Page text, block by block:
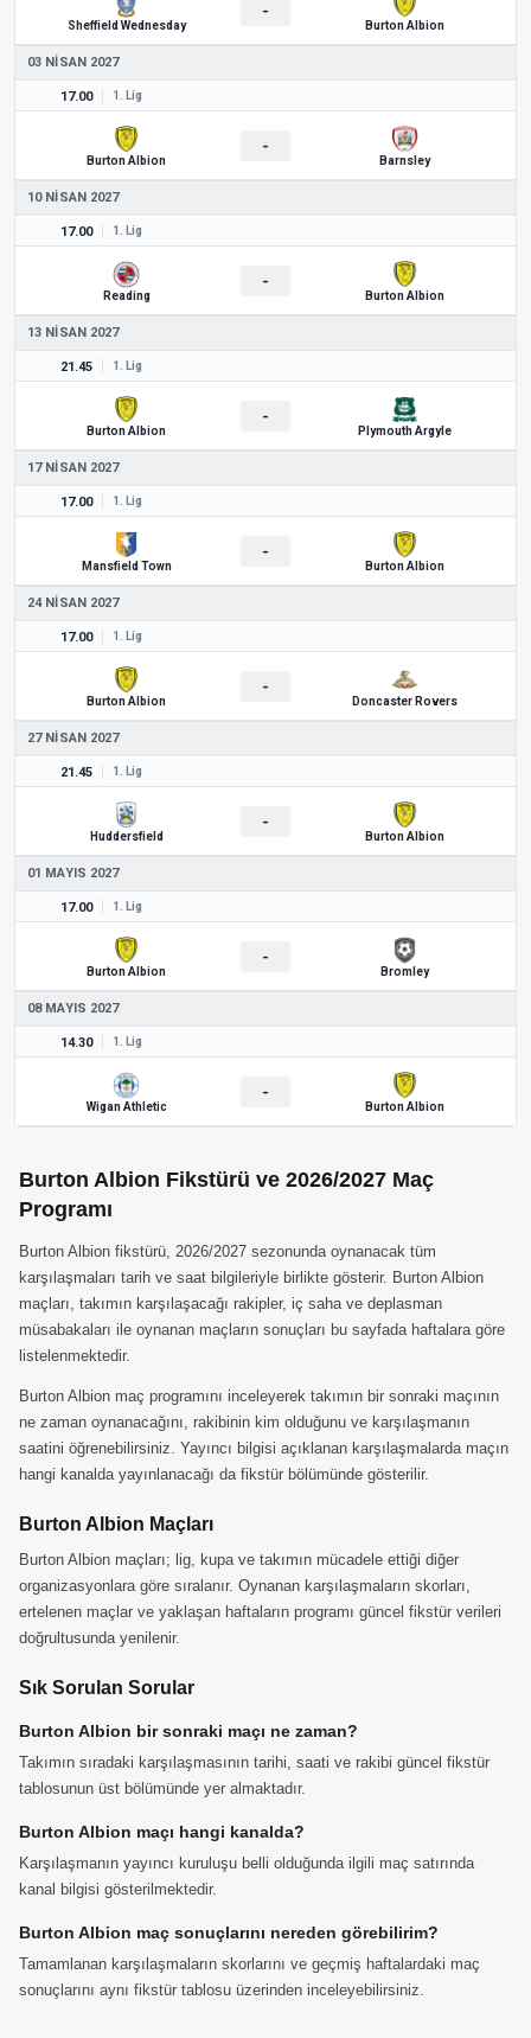
Sheffield Wednesday
-
Burton Albion
03 NISAN 2027
17.00 1. Lig
Burton Albion
-
Barnsley
10 NISAN 2027
17.00 1. Lig
Reading
-
Burton Albion
13 NISAN 2027
21.45 1. Lig
Burton Albion
-
Plymouth Argyle
17 NISAN 2027
17.00 1. Lig
Mansfield Town
-
Burton Albion
24 NISAN 2027
17.00 1. Lig
Burton Albion
-
Doncaster Rovers
27 NISAN 2027
21.45 1. Lig
Huddersfield
-
Burton Albion
01 MAYIS 2027
17.00 1. Lig
Burton Albion
-
Bromley
08 MAYIS 2027
14.30 1. Lig
Wigan Athletic
-
Burton Albion
Burton Albion Fikstürü ve 2026/2027 Maç
Programı
Burton Albion fikstürü, 2026/2027 sezonunda oynanacak tüm
karşılaşmaları tarih ve saat bilgileriyle birlikte gösterir. Burton Albion
maçları, takımın karşılaşacağı rakipler, iç saha ve deplasman
müsabakaları ile oynanan maçların sonuçları bu sayfada haftalara göre
listelenmektedir.
Burton Albion maç programını inceleyerek takımın bir sonraki maçının
ne zaman oynanacağını, rakibinin kim olduğunu ve karşılaşmanın
saatini öğrenebilirsiniz. Yayıncı bilgisi açıklanan karşılaşmalarda maçın
hangi kanalda yayınlanacağı da fikstür bölümünde gösterilir.
Burton Albion Maçları
Burton Albion maçları; lig, kupa ve takımın mücadele ettiği diğer
organizasyonlara göre sıralanır. Oynanan karşılaşmaların skorları,
ertelenen maçlar ve yaklaşan haftaların programı güncel fikstür verileri
doğrultusunda yenilenir.
Sık Sorulan Sorular
Burton Albion bir sonraki maçı ne zaman?
Takımın sıradaki karşılaşmasının tarihi, saati ve rakibi güncel fikstür
tablosunun üst bölümünde yer almaktadır.
Burton Albion maçı hangi kanalda?
Karşılaşmanın yayıncı kuruluşu belli olduğunda ilgili maç satırında
kanal bilgisi gösterilmektedir.
Burton Albion maç sonuçlarını nereden görebilirim?
Tamamlanan karşılaşmaların skorlarını ve geçmiş haftalardaki maç
sonuçlarını aynı fikstür tablosu üzerinden inceleyebilirsiniz.